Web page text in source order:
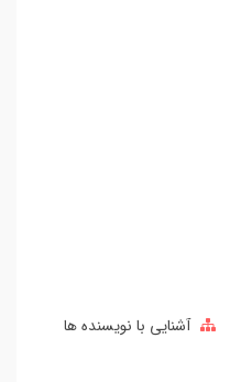
آشنایی با نویسنده ها